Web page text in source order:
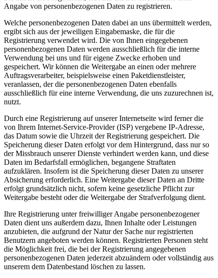
Angabe von personenbezogenen Daten zu registrieren.
Welche personenbezogenen Daten dabei an uns übermittelt werden,
ergibt sich aus der jeweiligen Eingabemaske, die für die
Registrierung verwendet wird. Die von Ihnen eingegebenen
personenbezogenen Daten werden ausschließlich für die interne
Verwendung bei uns und für eigene Zwecke erhoben und
gespeichert. Wir können die Weitergabe an einen oder mehrere
Auftragsverarbeiter, beispielsweise einen Paketdienstleister,
veranlassen, der die personenbezogenen Daten ebenfalls
ausschließlich für eine interne Verwendung, die uns zuzurechnen ist,
nutzt.
Durch eine Registrierung auf unserer Internetseite wird ferner die
von Ihrem Internet-Service-Provider (ISP) vergebene IP-Adresse,
das Datum sowie die Uhrzeit der Registrierung gespeichert. Die
Speicherung dieser Daten erfolgt vor dem Hintergrund, dass nur so
der Missbrauch unserer Dienste verhindert werden kann, und diese
Daten im Bedarfsfall ermöglichen, begangene Straftaten
aufzuklären. Insofern ist die Speicherung dieser Daten zu unserer
Absicherung erforderlich. Eine Weitergabe dieser Daten an Dritte
erfolgt grundsätzlich nicht, sofern keine gesetzliche Pflicht zur
Weitergabe besteht oder die Weitergabe der Strafverfolgung dient.
Ihre Registrierung unter freiwilliger Angabe personenbezogener
Daten dient uns außerdem dazu, Ihnen Inhalte oder Leistungen
anzubieten, die aufgrund der Natur der Sache nur registrierten
Benutzern angeboten werden können. Registrierten Personen steht
die Möglichkeit frei, die bei der Registrierung angegebenen
personenbezogenen Daten jederzeit abzuändern oder vollständig aus
unserem dem Datenbestand löschen zu lassen.